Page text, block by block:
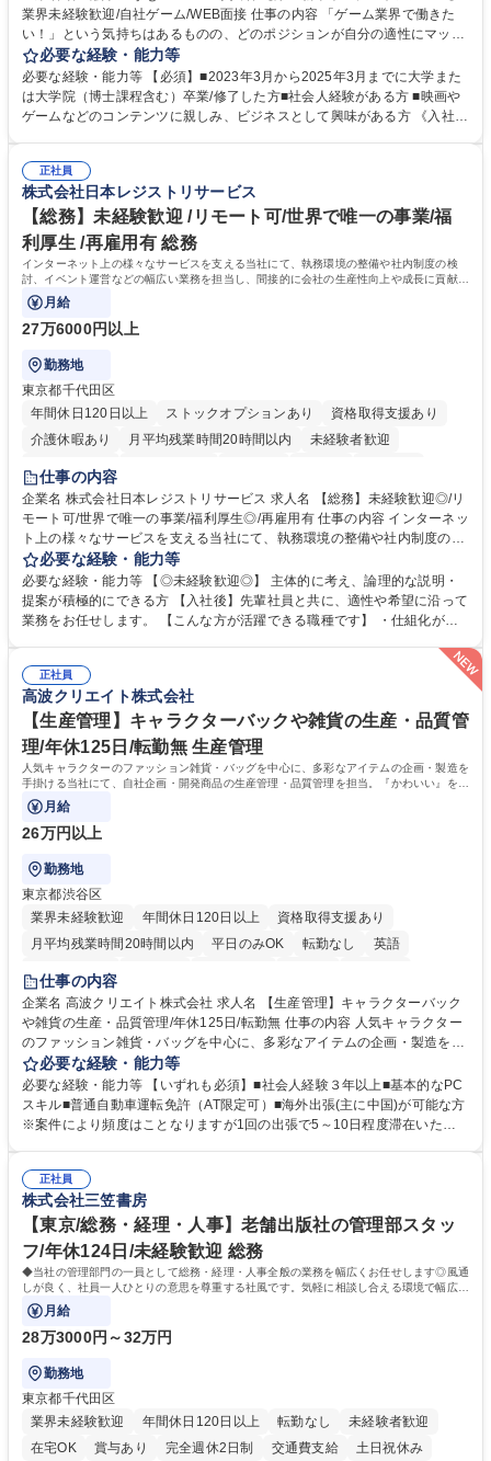
食事補助あり
業界未経験歓迎/自社ゲーム/WEB面接 仕事の内容 「ゲーム業界で働きた
い！」という気持ちはあるものの、どのポジションが自分の適性にマッチ
しているか悩んでいる方が対象となります！ 総合職（プランナー/データ
アナリストなど）、技術職（開発エンジニ ア/インフラエンジニアな
ど）、デザイン職（デザイナー/イラストレ ーターなど）等から、面接で
ご希望と適正にマッチしたポジションをご案内いたします。ゲームやエン
のご応募をお待ちしております。 募集職種 【第二新卒オープンポジショ
ン】業界未経験歓迎/自社ゲーム/WEB面接
必要な経験・能力等
必要な経験・能力等 【必須】■2023年3月から2025年3月までに大学また
は大学院（博士課程含む）卒業/修了した方■社会人経験がある方 ■映画や
ゲームなどのコンテンツに親しみ、ビジネスとして興味がある方 《入社実
正社員
株式会社日本レジストリサービス
【総務】未経験歓迎 /リモート可/世界で唯一の事業/福
利厚生 /再雇用有 総務
インターネット上の様々なサービスを支える当社にて、執務環境の整備や社内制度の検
討、イベント運営などの幅広い業務を担当し、間接的に会社の生産性向上や成長に貢献し
ている部署です。
月給
27万6000円以上
勤務地
東京都千代田区
年間休日120日以上
ストックオプションあり
資格取得支援あり
介護休暇あり
月平均残業時間20時間以内
未経験者歓迎
住宅手当あり
完全週休2日制
交通費支給 駅近5分以内 土日祝休み 服装自由
仕事の内容
企業名 株式会社日本レジストリサービス 求人名 【総務】未経験歓迎◎/リ
モート可/世界で唯一の事業/福利厚生◎/再雇用有 仕事の内容 インターネッ
ト上の様々なサービスを支える当社にて、執務環境の整備や社内制度の検
討、イベント運営などの幅広い業務を担当し、間接的に会社の生産性向上
や成長に貢献している部署です。 会社の全メンバーが安心して長く成果を
発揮できる環境を整えるために、毎日のメンテナンスや維持管理に加え、
新たな施策検討を積極的に行っていただき、会社全体を巻き込み課題解決
善・イベント企画/運営・非常時の対応 など、本人の希望や適性によって
幅広い業務の体得が可能で、多様なキャリアパスを描くことも可能です。
募集職種 【総務】未経験歓迎◎/リモート可/世界で唯一の事業/福利厚生◎/
再雇用有
必要な経験・能力等
必要な経験・能力等 【◎未経験歓迎◎】 主体的に考え、論理的な説明・
提案が積極的にできる方 【入社後】先輩社員と共に、適性や希望に沿って
業務をお任せします。 【こんな方が活躍できる職種です】 ・仕組化が好
様々な立場で物事を考えられる・定型業務だけでなく突発的な出来事にも
対処できる・新しいことに興味関心がある 【魅力】■自己啓発支援：資格
取得や通信教育など費用の80%（年間25万円まで）を補助 ■住宅手当：家
賃の50%（月額7万円まで）を補助 学歴・資格 学歴：大学院 大学 語学
力： 資格：
正社員
高波クリエイト株式会社
【生産管理】キャラクターバックや雑貨の生産・品質管
理/年休125日/転勤無 生産管理
人気キャラクターのファッション雑貨・バッグを中心に、多彩なアイテムの企画・製造を
手掛ける当社にて、自社企画・開発商品の生産管理・品質管理を担当。『かわいい』を届
けるやりがいのあるポジションです。
月給
26万円以上
勤務地
東京都渋谷区
業界未経験歓迎
年間休日120日以上
資格取得支援あり
月平均残業時間20時間以内
平日のみOK 転勤なし
英語
住宅手当あり
完全週休2日制
交通費支給 駅近5分以内 中国語 土日祝休み
仕事の内容
企業名 高波クリエイト株式会社 求人名 【生産管理】キャラクターバック
や雑貨の生産・品質管理/年休125日/転勤無 仕事の内容 人気キャラクター
のファッション雑貨・バッグを中心に、多彩なアイテムの企画・製造を手
掛ける当社にて、自社企画・開発商品の生産管理・品質管理を担当。『か
わいい』を届けるやりがいのあるポジションです。 有名ブランドやキャラ
クターライセンスを活用した商品の企画・開発・販売を行っています。企
画段階から納品まで、商品の製造に関わる全てのプロセスにおいて、生産
元様とのやり取り、輸入関連の書類の管理、国内倉庫での品質チェック、
工場開拓などがございます。 募集職種 【生産管理】キャラクターバック
や雑貨の生産・品質管理/年休125日/転勤無
必要な経験・能力等
必要な経験・能力等 【いずれも必須】■社会人経験３年以上■基本的なPC
スキル■普通自動車運転免許（AT限定可）■海外出張(主に中国)が可能な方
※案件により頻度はことなりますが1回の出張で5～10日程度滞在いただ
め、『コツコツと実直に取り組める方』 ・工場やライセンス元を含む社内
外関係者と友好なコミュニケーションが取れる方 ※折衝は営業担当がメイ
ンで行います。 学歴・資格 学歴：大学院 大学 高専 短大 専修学校 高校 語
学力： 資格：
正社員
株式会社三笠書房
【東京/総務・経理・人事】老舗出版社の管理部スタッ
フ/年休124日/未経験歓迎 総務
◆当社の管理部門の一員として総務・経理・人事全般の業務を幅広くお任せします◎風通
しが良く、社員一人ひとりの意思を尊重する社風です。気軽に相談し合える環境で幅広い
バックオフィス業務を習得いただきます。
月給
28万3000円～32万円
勤務地
東京都千代田区
業界未経験歓迎
年間休日120日以上 転勤なし
未経験者歓迎
在宅OK
賞与あり 完全週休2日制 交通費支給 土日祝休み